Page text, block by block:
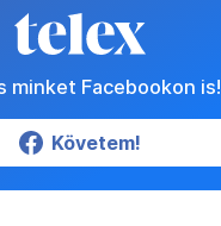
minket Facebookon is!
Követem!